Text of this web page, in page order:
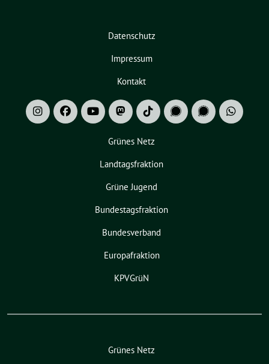
Datenschutz
Impressum
Kontakt
Grünes Netz
Landtagsfraktion
Grüne Jugend
Bundestagsfraktion
Bundesverband
Europafraktion
KPVGrüN
Grünes Netz